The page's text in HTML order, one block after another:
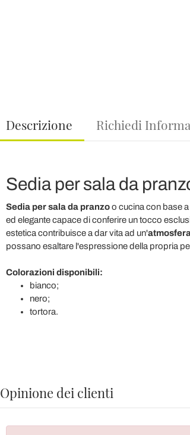
Descrizione Richiedi
Sedia per sala da
Sedia per sala da pranzoo cucina con base
ed elegante capace di conferire un tocco
estetica contribuisce a dar vita ad un'
possano esaltare l'espressione della propria
Colorazioni disponibili:
bianco;
nero;
tortora.
Opinione dei clienti